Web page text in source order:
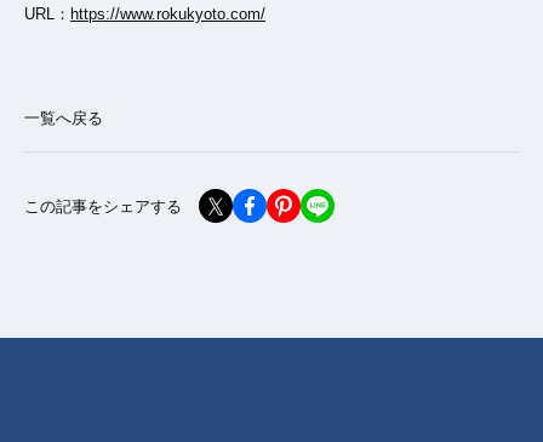
URL： https://www.rokukyoto.com/
一覧へ戻る
この記事をシェアする